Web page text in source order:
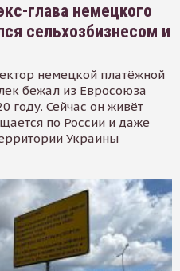
глава немецкого
сельхозбизнесом и
немецкой платёжной
бежал из Евросоюза
году. Сейчас он живёт
по России и даже
Украины